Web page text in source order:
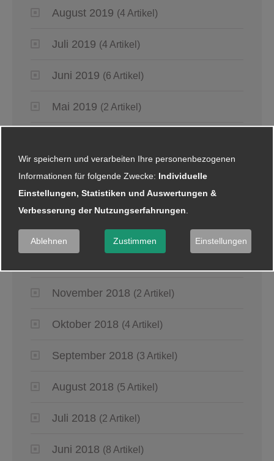
August 2019 (4 Artikel)
Juli 2019 (4 Artikel)
Juni 2019 (6 Artikel)
Mai 2019 (2 Artikel)
Januar 2019
2018
November 2018 (2 Artikel)
Oktober 2018 (4 Artikel)
September 2018 (3 Artikel)
August 2018 (5 Artikel)
Juli 2018 (2 Artikel)
Juni 2018 (8 Artikel)
Wir speichern und verarbeiten Ihre personenbezogenen
Informationen für folgende Zwecke: Individuelle
Einstellungen, Statistiken und Auswertungen &
Verbesserung der Nutzungserfahrungen
Ablehnen Zustimmen Einstellungen